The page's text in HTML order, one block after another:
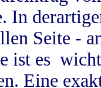
In
Seite -
ist es
Eine